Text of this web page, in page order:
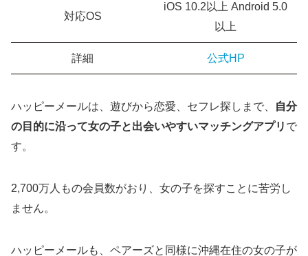
対応OS
iOS 10.2以上 Android 5.0
以上
詳細 公式HP
ハッピーメールは、遊びから恋愛、セフレ探しまで、
自分
の目的に沿って女の子と出会いやすいマッチングアプリ で
す。
2,700万人もの会員数がおり、女の子を探すことに苦労し
ません。
ハッピーメールも、ペアーズと同様に沖縄在住の女の子が